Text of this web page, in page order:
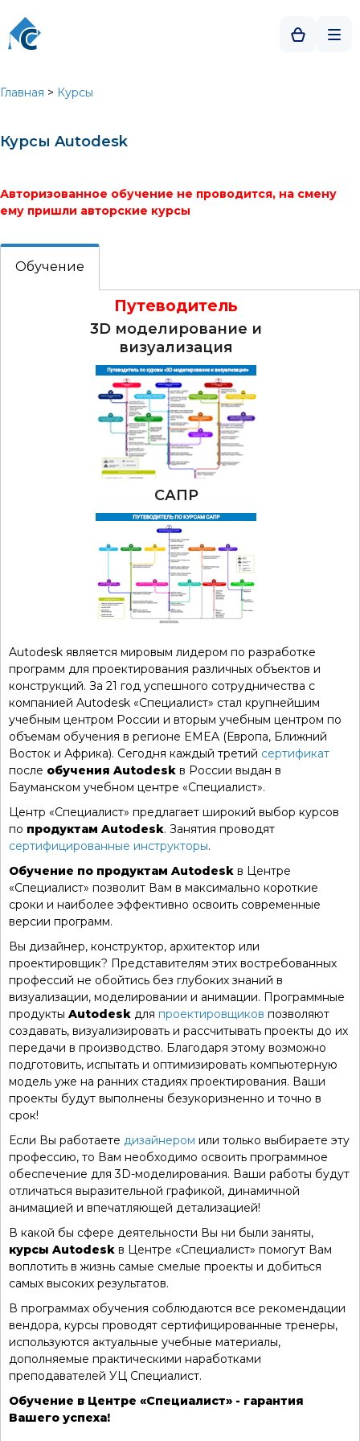
Главная > Курсы
Курсы Autodesk
Авторизованное обучение не проводится, на смену
ему пришли авторские курсы
Обучение
Путеводитель
3D моделирование и
визуализация
САПР
Autodesk является мировым лидером по разработке
программ для проектирования различных объектов и
конструкций. За 21 год успешного сотрудничества с
компанией Autodesk «Специалист» стал крупнейшим
учебным центром России и вторым учебным центром по
объемам обучения в регионе EMEA (Европа, Ближний
Восток и Африка). Сегодня каждый третий сертификат
после обучения Autodesk в России выдан в
Бауманском учебном центре «Специалист».
Центр «Специалист» предлагает широкий выбор курсов
по продуктам Autodesk. Занятия проводят
сертифицированные инструкторы.
Обучение по продуктам Autodesk в Центре
«Специалист» позволит Вам в максимально короткие
сроки и наиболее эффективно освоить современные
версии программ.
Вы дизайнер, конструктор, архитектор или
проектировщик? Представителям этих востребованных
профессий не обойтись без глубоких знаний в
визуализации, моделировании и анимации. Программные
продукты Autodesk для проектировщиков позволяют
создавать, визуализировать и рассчитывать проекты до их
передачи в производство. Благодаря этому возможно
подготовить, испытать и оптимизировать компьютерную
модель уже на ранних стадиях проектирования. Ваши
проекты будут выполнены безукоризненно и точно в
срок!
Если Вы работаете дизайнером или только выбираете эту
профессию, то Вам необходимо освоить программное
обеспечение для 3D-моделирования. Ваши работы будут
отличаться выразительной графикой, динамичной
анимацией и впечатляющей детализацией!
В какой бы сфере деятельности Вы ни были заняты,
курсы Autodesk в Центре «Специалист» помогут Вам
воплотить в жизнь самые смелые проекты и добиться
самых высоких результатов.
В программах обучения соблюдаются все рекомендации
вендора, курсы проводят сертифицированные тренеры,
используются актуальные учебные материалы,
дополняемые практическими наработками
преподавателей УЦ Специалист.
Обучение в Центре «Специалист» - гарантия
Вашего успеха!